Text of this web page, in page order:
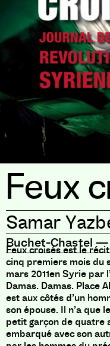
Feux
Samar
Buchet-Chastel —
Feux croisés est le
cinq premiers mois du
mars 2011en Syrie par
Damas. Damas. Place
est aux côtés d’un
son épouse. Il n’a que
petit garçon de quatre
embarqué avec son